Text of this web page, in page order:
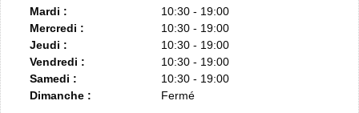
Mardi :
10:30 - 19:00
Mercredi :
10:30 - 19:00
Jeudi :
10:30 - 19:00
Vendredi :
10:30 - 19:00
Samedi :
10:30 - 19:00
Dimanche :
Fermé